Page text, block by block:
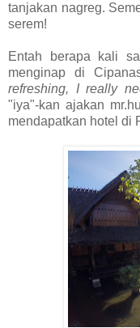
tanjakan nagreg.
serem!
Entah berapa kali
menginap di
refreshing, I really
"iya"-kan ajakan
mendapatkan hotel di